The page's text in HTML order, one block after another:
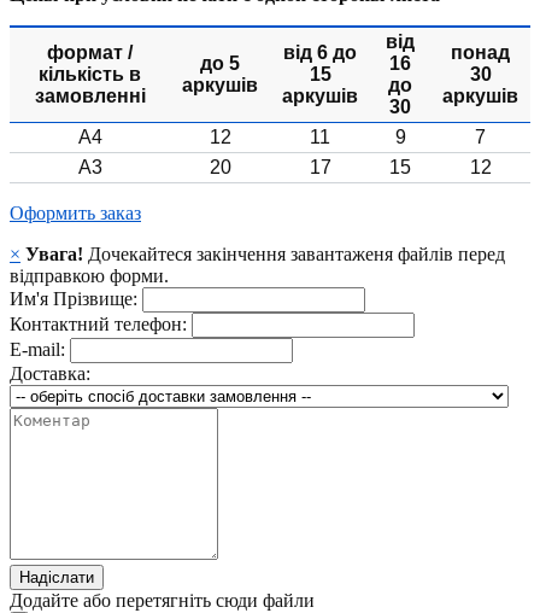
формат /
кількість в
замовленні
до 5
аркушів
від 6 до
15
аркушів
від
16
до
30
понад
30
аркушів
А4
12 11 9
7
А3
20 17 15 12
Оформить заказ
× Увага! Дочекайтеся закінчення завантаженя файлів перед
відправкою форми.
Им'я Прізвище:
Контактний телефон:
E-mail:
Доставка:
Надіслати
Додайте або перетягніть сюди файли